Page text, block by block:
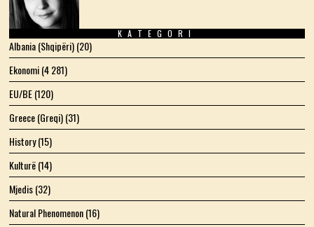
KATEGORI
Albania (Shqipëri)(20)
Ekonomi(4 281)
EU/BE(120)
Greece (Greqi)(31)
History(15)
Kulturë(14)
Mjedis(32)
Natural Phenomenon(16)